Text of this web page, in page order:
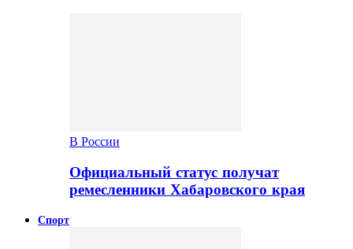
В России
Официальный статус получат
ремесленники Хабаровского края
Спорт